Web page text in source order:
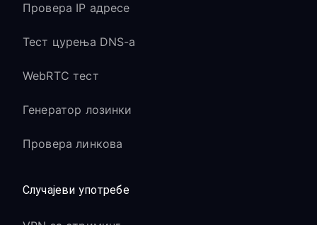
Провера IP адресе
Тест цурења DNS-а
WebRTC тест
Генератор лозинки
Провера линкова
Случајеви употребе